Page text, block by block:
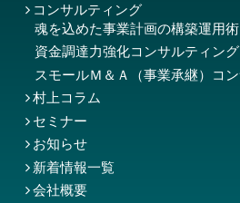
コンサルティング
魂を込めた事業計画の構築運用術
資金調達力強化コンサルティング
スモールＭ＆Ａ（事業承継）コ
村上コラム
セミナー
お知らせ
新着情報一覧
会社概要